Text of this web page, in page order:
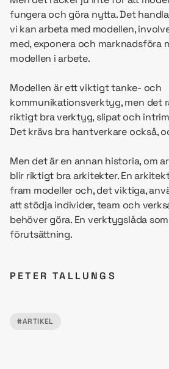
fungera och göra nytta. Det
vi kan arbeta med modellen,
med, exponera och marknadsföra
modellen i arbete.
Modellen är ett viktigt tanke- och
kommunikationsverktyg, men det
riktigt bra verktyg, slipat och
Det krävs bra hantverkare också,
Men det är en annan historia, om
blir riktigt bra arkitekter. En
fram modeller och, det viktiga,
att stödja individer, team och
behöver göra. En verktygslåda
förutsättning.
PETER TALLUNGS
#ARTIKEL